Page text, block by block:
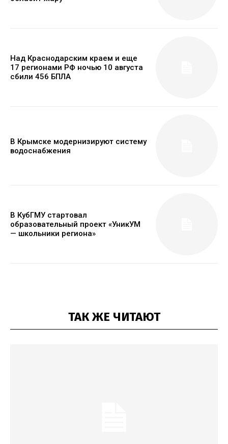
Над Краснодарским краем и еще
17 регионами РФ ночью 10 августа
сбили 456 БПЛА
В Крымске модернизируют систему
водоснабжения
В КубГМУ стартовал
образовательный проект «УникУМ
— школьники региона»
ТАК ЖЕ ЧИТАЮТ